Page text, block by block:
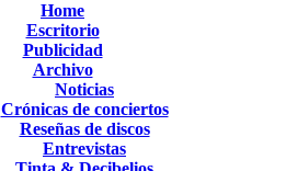
Home
Escritorio
Publicidad
Archivo
Noticias
Crónicas de conciertos
Reseñas de discos
Entrevistas